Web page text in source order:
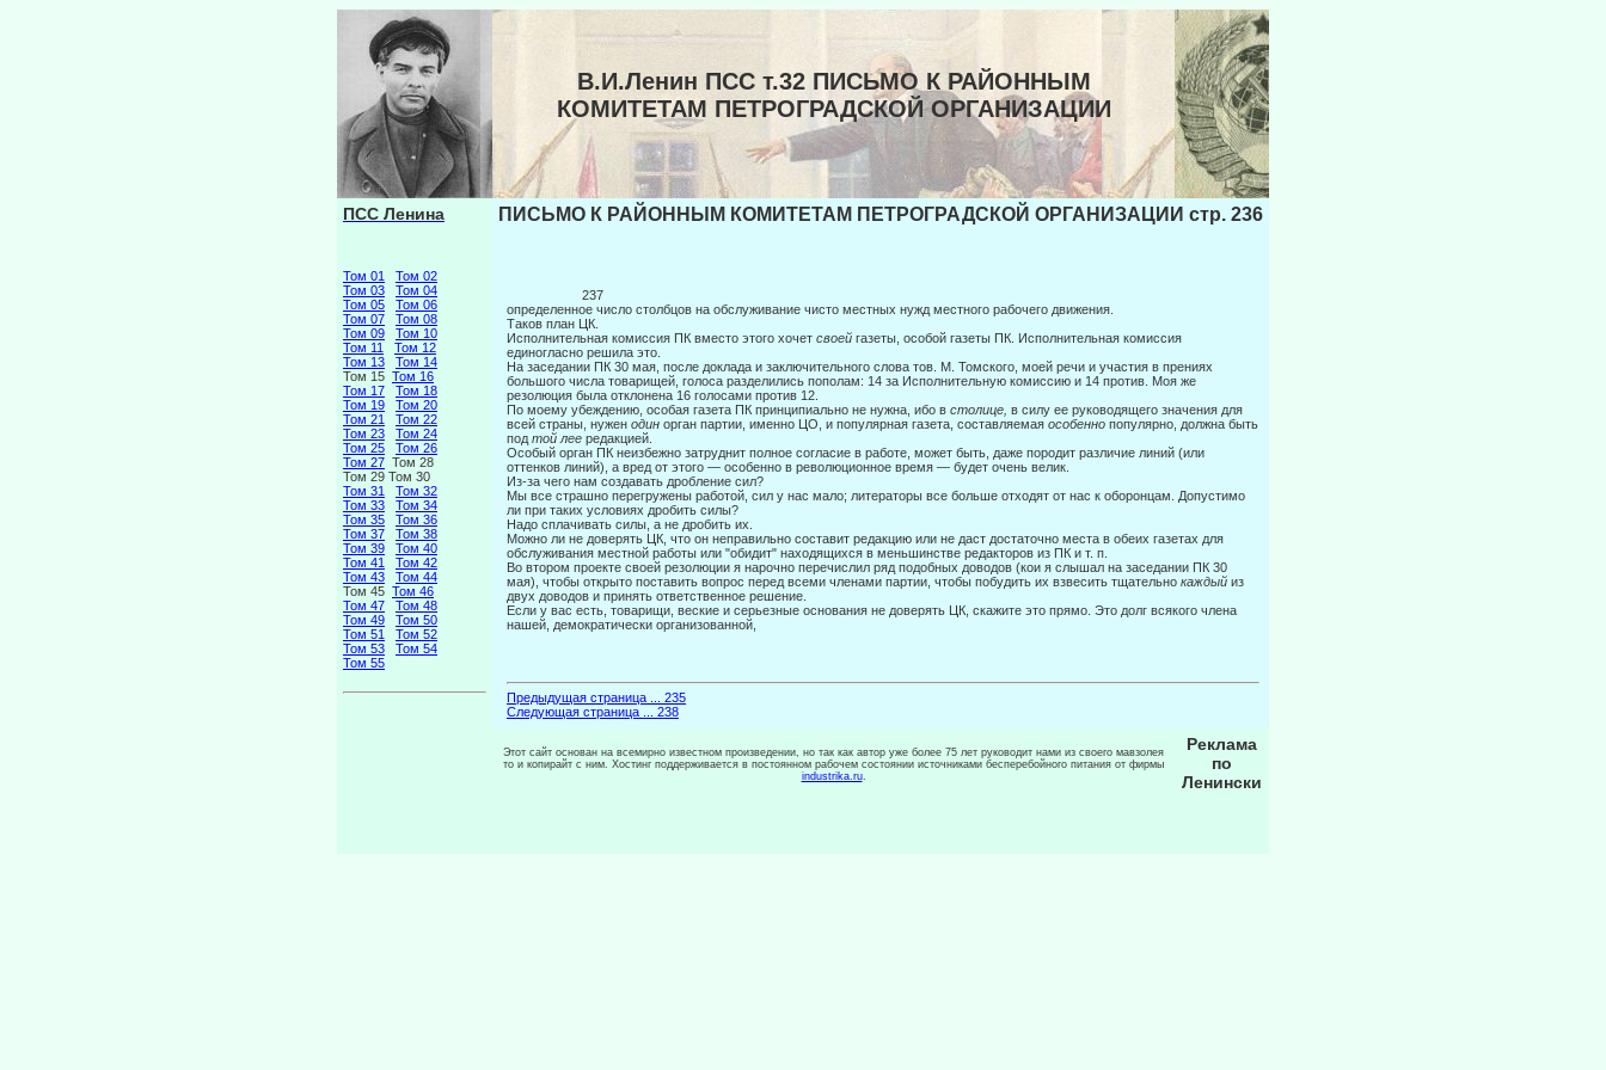
В.И.Ленин ПСС т.32 ПИСЬМО К РАЙОННЫМ
КОМИТЕТАМ ПЕТРОГРАДСКОЙ ОРГАНИЗАЦИИ
ПСС Ленина
Том 01
Том 02
Том 03
Том 04
Том 05
Том 06
Том 07
Том 08
Том 09
Том 10
Том 11
Том 12
Том 13
Том 14
Том 15 Том 16
Том 17
Том 18
Том 19
Том 20
Том 21
Том 22
Том 23
Том 24
Том 25
Том 26
Том 27 Том 28
Том 29 Том 30
Том 31
Том 32
Том 33
Том 34
Том 35
Том 36
Том 37
Том 38
Том 39
Том 40
Том 41
Том 42
Том 43
Том 44
Том 45 Том 46
Том 47
Том 48
Том 49
Том 50
Том 51
Том 52
Том 53
Том 54
Том 55
ПИСЬМО К РАЙОННЫМ КОМИТЕТАМ ПЕТРОГРАДСКОЙ ОРГАНИЗАЦИИ стр. 236
237
определенное число столбцов на обслуживание чисто местных нужд местного рабочего движения.
Таков план ЦК.
Исполнительная комиссия ПК вместо этого хочет своей газеты, особой газеты ПК. Исполнительная комиссия
единогласно решила это.
На заседании ПК 30 мая, после доклада и заключительного слова тов. М. Томского, моей речи и участия в прениях
большого числа товарищей, голоса разделились попо­лам: 14 за Исполнительную комиссию и 14 против. Моя же
резолюция была отклонена 16 голосами против 12.
По моему убеждению, особая газета ПК принципиально не нужна, ибо в столице, в силу ее руководящего значения для
всей страны, нужен один орган партии, именно ЦО, и популярная газета, составляемая особенно популярно, должна быть
под той лее ре­дакцией.
Особый орган ПК неизбежно затруднит полное согласие в работе, может быть, даже породит различие линий (или
оттенков линий), а вред от этого — особенно в револю­ционное время — будет очень велик.
Из-за чего нам создавать дробление сил?
Мы все страшно перегружены работой, сил у нас мало; литераторы все больше отхо­дят от нас к оборонцам. Допустимо
ли при таких условиях дробить силы?
Надо сплачивать силы, а не дробить их.
Можно ли не доверять ЦК, что он неправильно составит редакцию или не даст дос­таточно места в обеих газетах для
обслуживания местной работы или "обидит" нахо­дящихся в меньшинстве редакторов из ПК и т. п.
Во втором проекте своей резолюции я нарочно перечислил ряд подобных доводов (кои я слышал на заседании ПК 30
мая), чтобы открыто поставить вопрос перед всеми членами партии, чтобы побудить их взвесить тщательно каждый из
двух доводов и принять ответственное решение.
Если у вас есть, товарищи, веские и серьезные основания не доверять ЦК, скажите это прямо. Это долг всякого члена
нашей, демократически организованной,
Предыдущая страница ... 235
Следующая страница ... 238
Этот сайт основан на всемирно известном произведении, но так как автор уже более 75 лет руководит нами из своего мавзолея
то и копирайт с ним. Хостинг поддерживается в постоянном рабочем состоянии источниками бесперебойного питания от фирмы
industrika.ru.
Реклама
по
Ленински